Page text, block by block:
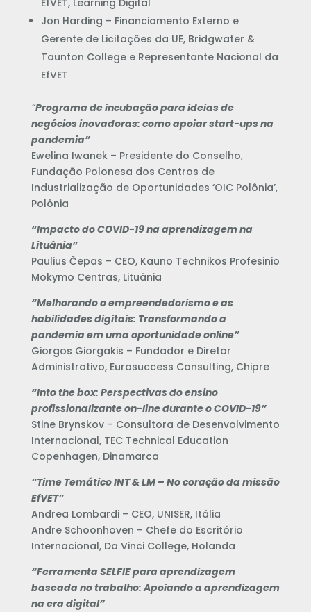
EfVET, Learning Digital
Jon Harding – Financiamento Externo e
Gerente de Licitações da UE, Bridgwater &
Taunton College e Representante Nacional da
EfVET
“Programa de incubação para ideias de
negócios inovadoras: como apoiar start-ups na
pandemia”
Ewelina Iwanek – Presidente do Conselho,
Fundação Polonesa dos Centros de
Industrialização de Oportunidades ‘OIC Polônia’,
Polônia
“Impacto do COVID-19 na aprendizagem na
Lituânia”
Paulius Čepas – CEO, Kauno Technikos Profesinio
Mokymo Centras, Lituânia
“Melhorando o empreendedorismo e as
habilidades digitais: Transformando a
pandemia em uma oportunidade online”
Giorgos Giorgakis – Fundador e Diretor
Administrativo, Eurosuccess Consulting, Chipre
“Into the box: Perspectivas do ensino
profissionalizante on-line durante o COVID-19”
Stine Brynskov – Consultora de Desenvolvimento
Internacional, TEC Technical Education
Copenhagen, Dinamarca
“Time Temático INT & LM – No coração da missão
EfVET”
Andrea Lombardi – CEO, UNISER, Itália
Andre Schoonhoven – Chefe do Escritório
Internacional, Da Vinci College, Holanda
“Ferramenta SELFIE para aprendizagem
baseada no trabalho: Apoiando a aprendizagem
na era digital”